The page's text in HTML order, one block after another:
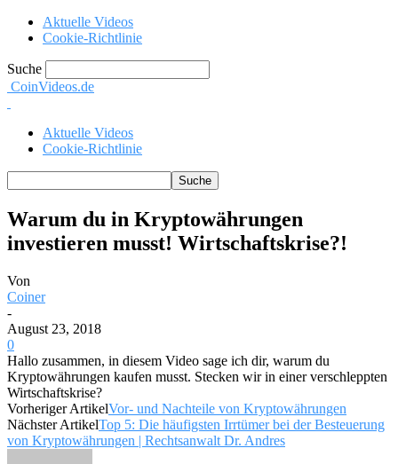
Aktuelle Videos
Cookie-Richtlinie
Suche
CoinVideos.de
Aktuelle Videos
Cookie-Richtlinie
Warum du in Kryptowährungen
investieren musst! Wirtschaftskrise?!
Von
Coiner
-
August 23, 2018
0
Hallo zusammen, in diesem Video sage ich dir, warum du
Kryptowährungen kaufen musst. Stecken wir in einer verschleppten
Wirtschaftskrise?
Vorheriger ArtikelVor- und Nachteile von Kryptowährungen
Nächster ArtikelTop 5: Die häufigsten Irrtümer bei der Besteuerung
von Kryptowährungen | Rechtsanwalt Dr. Andres